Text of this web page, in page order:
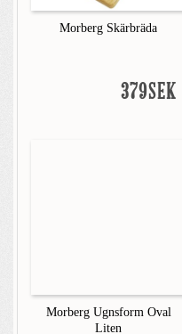
Morberg Skärbräda
379SEK
Morberg Ugnsform Oval
Liten